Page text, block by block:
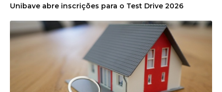
Unibave abre inscrições para o Test Drive 2026